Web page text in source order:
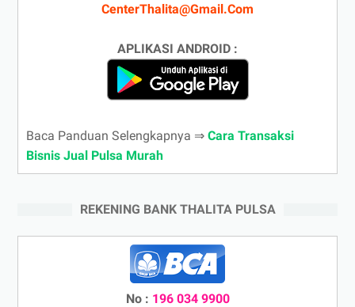
CenterThalita@Gmail.Com
APLIKASI ANDROID :
Baca Panduan Selengkapnya ⇒ Cara Transaksi
Bisnis Jual Pulsa Murah
REKENING BANK THALITA PULSA
No : 196 034 9900